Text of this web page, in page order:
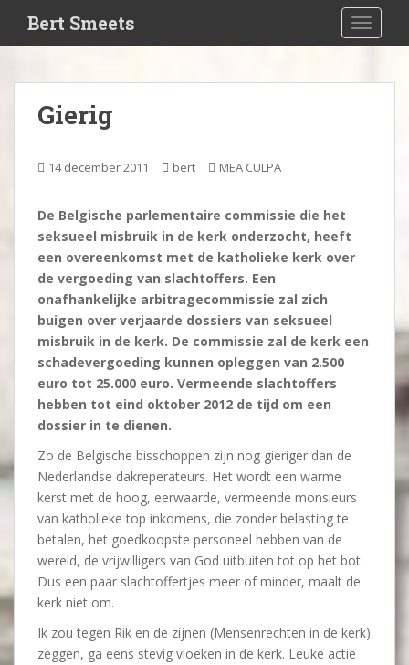
i
Bert Smeets
Gierig
14 december 2011 bert MEA CULPA
De Belgische parlementaire commissie die het
seksueel misbruik in de kerk onderzocht, heeft
een overeenkomst met de katholieke kerk over
de vergoeding van slachtoffers. Een
onafhankelijke arbitragecommissie zal zich
buigen over verjaarde dossiers van seksueel
misbruik in de kerk. De commissie zal de kerk een
schadevergoeding kunnen opleggen van 2.500
euro tot 25.000 euro. Vermeende slachtoffers
hebben tot eind oktober 2012 de tijd om een
dossier in te dienen.
Zo de Belgische bisschoppen zijn nog gieriger dan de
Nederlandse dakreperateurs. Het wordt een warme
kerst met de hoog, eerwaarde, vermeende monsieurs
van katholieke top inkomens, die zonder belasting te
betalen, het goedkoopste personeel hebben van de
wereld, de vrijwilligers van God uitbuiten tot op het bot.
Dus een paar slachtoffertjes meer of minder, maalt de
kerk niet om.
Ik zou tegen Rik en de zijnen (Mensenrechten in de kerk)
zeggen, ga eens stevig vloeken in de kerk. Leuke actie